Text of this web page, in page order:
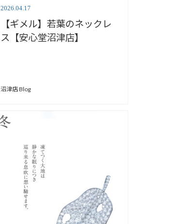
2026.04.17
【ギメル】若葉のネックレ
ス【安心堂沼津店】
沼津店 Blog